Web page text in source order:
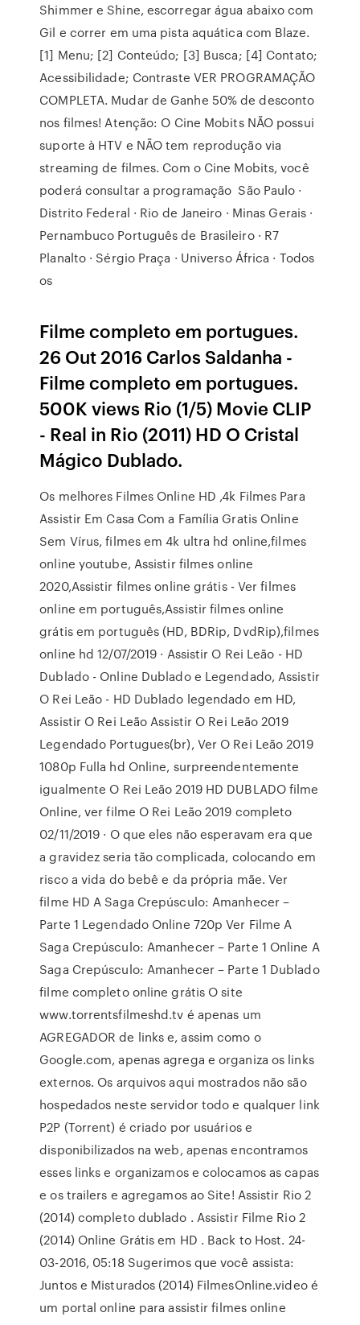
Shimmer e Shine, escorregar água abaixo com
Gil e correr em uma pista aquática com Blaze.
[1] Menu; [2] Conteúdo; [3] Busca; [4] Contato;
Acessibilidade; Contraste VER PROGRAMAÇÃO
COMPLETA. Mudar de Ganhe 50% de desconto
nos filmes! Atenção: O Cine Mobits NÃO possui
suporte à HTV e NÃO tem reprodução via
streaming de filmes. Com o Cine Mobits, você
poderá consultar a programação São Paulo ·
Distrito Federal · Rio de Janeiro · Minas Gerais ·
Pernambuco Português de Brasileiro · R7
Planalto · Sérgio Praça · Universo África · Todos
os
Filme completo em portugues.
26 Out 2016 Carlos Saldanha -
Filme completo em portugues.
500K views Rio (1/5) Movie CLIP
- Real in Rio (2011) HD O Cristal
Mágico Dublado.
Os melhores Filmes Online HD ,4k Filmes Para
Assistir Em Casa Com a Família Gratis Online
Sem Vírus, filmes em 4k ultra hd online,filmes
online youtube, Assistir filmes online
2020,Assistir filmes online grátis - Ver filmes
online em português,Assistir filmes online
grátis em português (HD, BDRip, DvdRip),filmes
online hd 12/07/2019 · Assistir O Rei Leão - HD
Dublado - Online Dublado e Legendado, Assistir
O Rei Leão - HD Dublado legendado em HD,
Assistir O Rei Leão Assistir O Rei Leão 2019
Legendado Portugues(br), Ver O Rei Leão 2019
1080p Fulla hd Online, surpreendentemente
igualmente O Rei Leão 2019 HD DUBLADO filme
Online, ver filme O Rei Leão 2019 completo
02/11/2019 · O que eles não esperavam era que
a gravidez seria tão complicada, colocando em
risco a vida do bebê e da própria mãe. Ver
filme HD A Saga Crepúsculo: Amanhecer –
Parte 1 Legendado Online 720p Ver Filme A
Saga Crepúsculo: Amanhecer – Parte 1 Online A
Saga Crepúsculo: Amanhecer – Parte 1 Dublado
filme completo online grátis O site
www.torrentsfilmeshd.tv é apenas um
AGREGADOR de links e, assim como o
Google.com, apenas agrega e organiza os links
externos. Os arquivos aqui mostrados não são
hospedados neste servidor todo e qualquer link
P2P (Torrent) é criado por usuários e
disponibilizados na web, apenas encontramos
esses links e organizamos e colocamos as capas
e os trailers e agregamos ao Site! Assistir Rio 2
(2014) completo dublado . Assistir Filme Rio 2
(2014) Online Grátis em HD . Back to Host. 24-
03-2016, 05:18 Sugerimos que você assista:
Juntos e Misturados (2014) FilmesOnline.video é
um portal online para assistir filmes online